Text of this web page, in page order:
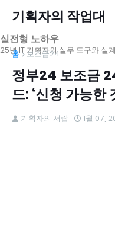
기획자의 작업대
실전형 노하우
25년 IT 기획자의 실무 도구와 설
홈 보조금24
정부24 보조금
드: ‘신청 가능한
기획자의 서랍 1월 07,